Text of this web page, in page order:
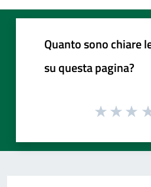
Quanto sono chiare
su questa pagina?